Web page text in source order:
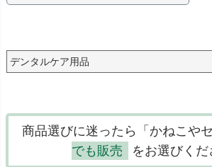
デンタルケア用品
商品選びに迷ったら「かねこやセ
でも販売
をお選びくだ